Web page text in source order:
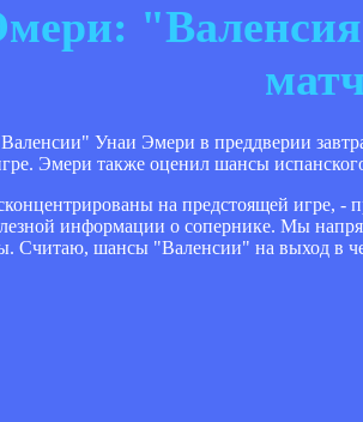
Унаи Эмери в преддверии
Эмери также оценил шансы
на предстоящей игре, -
информации о сопернике. Мы
Считаю, шансы "Валенсии" на выход в